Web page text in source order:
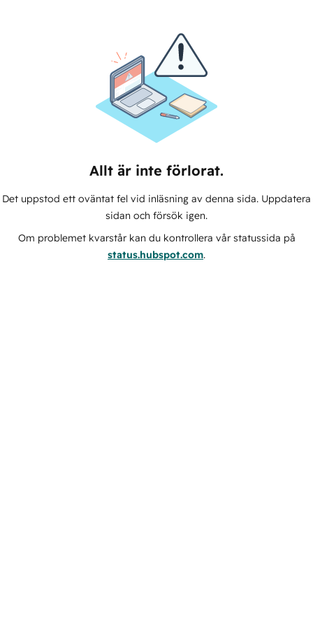
Allt är inte förlorat.
Det uppstod ett oväntat fel vid inläsning av denna sida. Uppdatera
sidan och försök igen.
Om problemet kvarstår kan du kontrollera vår statussida på
status.hubspot.com.